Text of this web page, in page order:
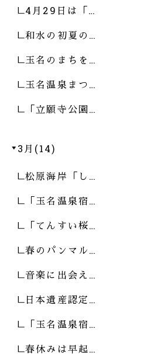
4月29日は「…
和水の初夏の…
玉名のまちを…
玉名温泉まつ…
「立願寺公園…
3月(14)
松原海岸「し…
「玉名温泉宿…
「てんすい桜…
春のパンマル…
音楽に出会え…
日本遺産認定…
「玉名温泉宿…
春休みは早起…